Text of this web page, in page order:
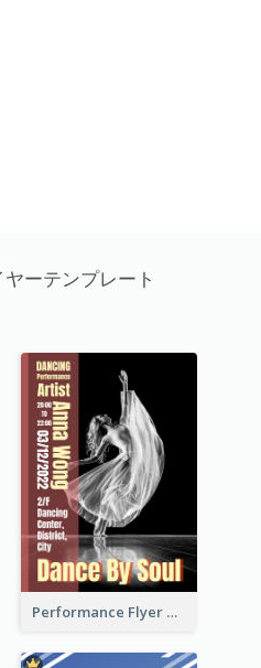
ーテンプレート
Performance Flyer With Monochrome Photo